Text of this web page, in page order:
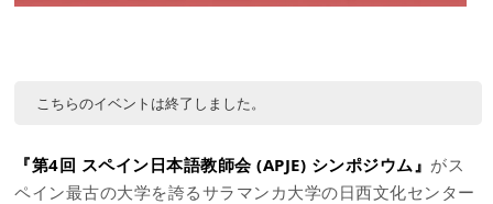
こちらのイベントは終了しました。
『第4回 スペイン日本語教師会 (APJE) シンポジウム』 がス
ペイン最古の大学を誇るサラマンカ大学の日西文化センター